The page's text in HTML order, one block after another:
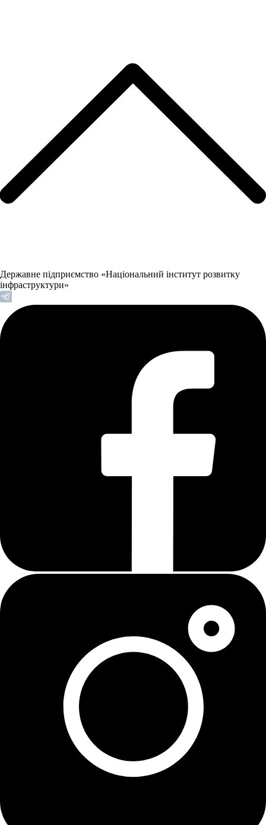
Державне підприємство «Національний інститут розвитку
інфраструктури»